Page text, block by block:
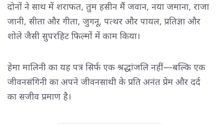
दोनों ने साथ में शराफत, तुम हसीन मैं जवान, नया जमाना, राजा
जानी, सीता और गीता, जुगनू, पत्थर और पायल, प्रतिज्ञा और
शोले जैसी सुपरहिट फिल्मों में काम किया।
हेमा मालिनी का यह पत्र सिर्फ एक श्रद्धांजलि नहीं—बल्कि एक
जीवनसंगिनी का अपने जीवनसाथी के प्रति अनंत प्रेम और दर्द
का सजीव प्रमाण है।